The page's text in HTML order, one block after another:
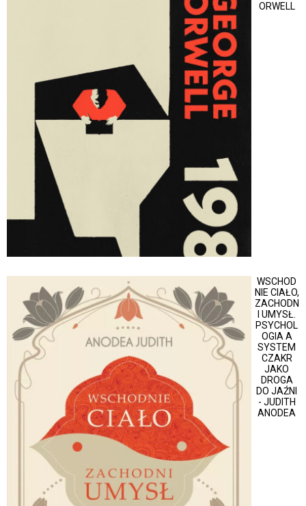
ORWELL
WSCHOD
NIE CIAŁO,
ZACHODN
I UMYSŁ.
PSYCHOL
OGIA A
SYSTEM
CZAKR
JAKO
DROGA
DO JAŹNI
- JUDITH
ANODEA